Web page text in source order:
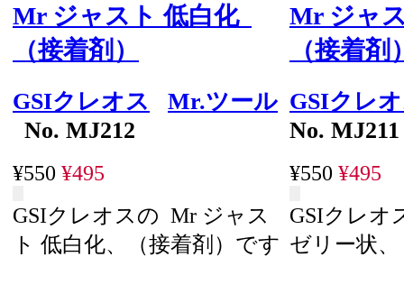
Mr ジャスト 低白化
（接着剤）
GSIクレオス
Mr.ツール
No. MJ212
¥550 ¥495
GSIクレオスの Mr ジャス
ト 低白化、（接着剤）です
Mr ジャ
（接着剤
GSIクレ
No. MJ211
¥550 ¥495
GSIクレオ
ゼリー状